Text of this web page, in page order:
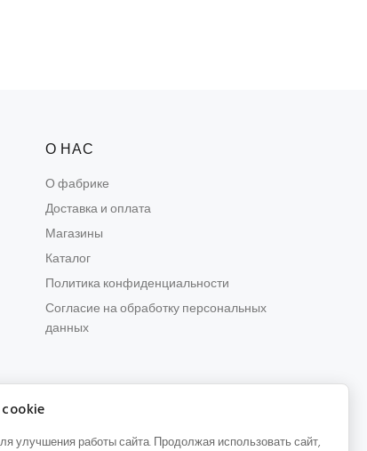
О НАС
О фабрике
Доставка и оплата
Магазины
Каталог
Политика конфиденциальности
Согласие на обработку персональных
данных
улучшения работы сайта. Продолжая использовать сайт,